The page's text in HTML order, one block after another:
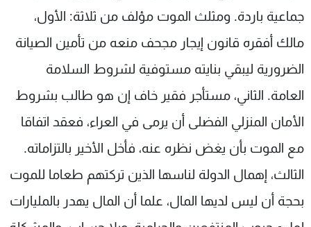
جماعية باردة. ومثلث الموت مؤلف من ثلاثة: الأول،
مالك أفقره قانون إيجار مجحف منعه من تأمين الصيانة
الضرورية ليبقي بنايته مستوفية لشروط السلامة
العامة. الثاني، مستأجر فقير خاف إن هو طالب بشروط
الأمان المنزلي الفضلى أن يرمى في العراء، فعقد اتفاقا
مع الموت بأن يغض نظره عنه، فأخل الأخير بالتزاماته.
الثالث، إهمال الدولة لناسها الذين تركتهم طعاما للموت
بحجة أن ليس لديها المال، علما أن المال يهدر بالمليارات
البرامج
جدول البرامج
شاهد البرامج
الترددات
عن MTV
الإنـتـاج
لاعلاناتكم
تواصل معنا
شروط الإسـتخدام
سياسة الخصوصية